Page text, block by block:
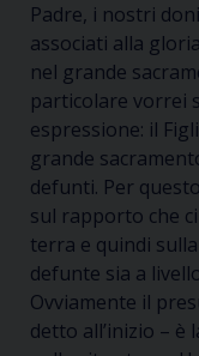
Padre, i nostri
associati alla
nel grande
particolare vorrei
espressione: il
grande
defunti. Per
sul rapporto che
terra e quindi
defunte sia a
Ovviamente il
detto all’inizio –